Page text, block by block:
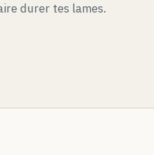
durer tes lames.